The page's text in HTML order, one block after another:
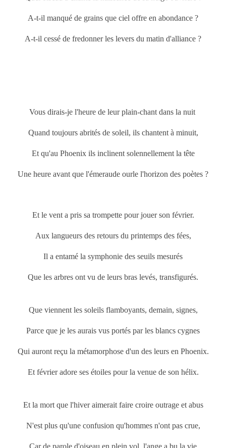
A-t-il manqué de grains que ciel offre en abondance ?
A-t-il cessé de fredonner les levers du matin d'alliance ?
Vous dirais-je l'heure de leur plain-chant dans la nuit
Quand toujours abrités de soleil, ils chantent à minuit,
Et qu'au Phoenix ils inclinent solennellement la tête
Une heure avant que l'émeraude ourle l'horizon des poètes ?
Et le vent a pris sa trompette pour jouer son février.
Aux langueurs des retours du printemps des fées,
Il a entamé la symphonie des seuils mesurés
Que les arbres ont vu de leurs bras levés, transfigurés.
Que viennent les soleils flamboyants, demain, signes,
Parce que je les aurais vus portés par les blancs cygnes
Qui auront reçu la métamorphose d'un des leurs en Phoenix.
Et février adore ses étoiles pour la venue de son hélix.
Et la mort que l'hiver aimerait faire croire outrage et abus
N'est plus qu'une confusion qu'hommes n'ont pas crue,
Car de parole d'oiseau en plein vol, l'ange a bu la vie